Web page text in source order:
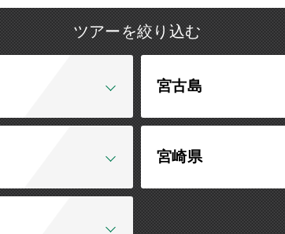
ツアーを絞り込む
宮古島
宮崎県